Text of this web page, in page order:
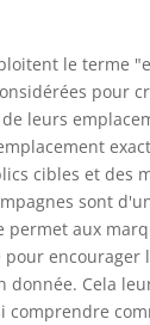
le terme
pour
leurs
cibles et des
sont
aux
Cela